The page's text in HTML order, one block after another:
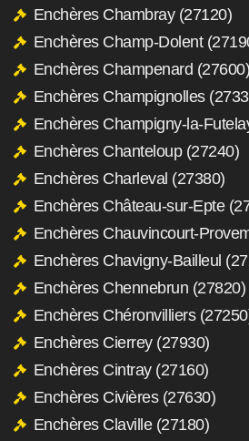
Enchères Chambray (27120)
Enchères Champ-Dolent
Enchères Champenard (27600)
Enchères Champignolles
Enchères Champigny-la-
Enchères Chanteloup (27240)
Enchères Charleval (27380)
Enchères Château-sur-Epte
Enchères Chauvincourt-
Enchères Chavigny-Bailleul
Enchères Chennebrun (27820)
Enchères Chéronvilliers
Enchères Cierrey (27930)
Enchères Cintray (27160)
Enchères Civières (27630)
Enchères Claville (27180)